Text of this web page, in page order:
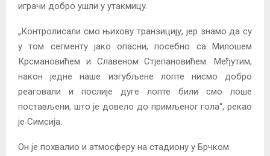
играчи добро ушли у утакмицу.
„Контролисали смо њихову транзицију, јер знамо да су
у том сегменту јако опасни, посебно са Милошем
Крсмановићем и Славеном Стjепановићем. Међутим,
након једне наше изгубљене лопте нисмо добро
реаговали и послије дуге лопте били смо лоше
постављени, што је довело до примљеног гола“, рекао
је Симсија.
Он је похвалио и атмосферу на стадиону у Брчком.